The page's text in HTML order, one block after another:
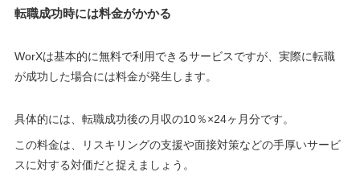
転職成功時には料金がかかる
WorXは基本的に無料で利用できるサービスですが、実際に転職
が成功した場合には料金が発生します。
具体的には、転職成功後の月収の10％×24ヶ月分です。
この料金は、リスキリングの支援や面接対策などの手厚いサービ
スに対する対価だと捉えましょう。